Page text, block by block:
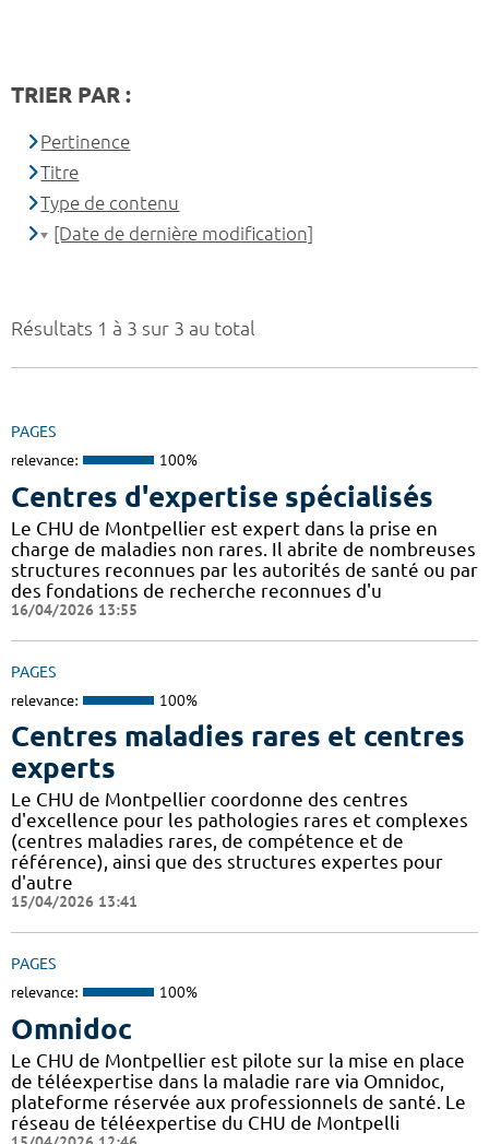
Résultats 1 à 3 sur 3 au total
PAGES
relevance: 100%
Centres d'expertise spécialisés
Le CHU de Montpellier est expert dans la prise en
charge de maladies non rares. Il abrite de nombreuses
structures reconnues par les autorités de santé ou par
des fondations de recherche reconnues d'u
16/04/2026 13:55
PAGES
relevance: 100%
Centres maladies rares et centres
experts
Le CHU de Montpellier coordonne des centres
d'excellence pour les pathologies rares et complexes
(centres maladies rares, de compétence et de
référence), ainsi que des structures expertes pour
d'autre
15/04/2026 13:41
PAGES
relevance: 100%
Omnidoc
Le CHU de Montpellier est pilote sur la mise en place
de téléexpertise dans la maladie rare via Omnidoc,
plateforme réservée aux professionnels de santé. Le
réseau de téléexpertise du CHU de Montpelli
TRIER PAR :
Pertinence
Titre
Type de contenu
[Date de dernière modification]